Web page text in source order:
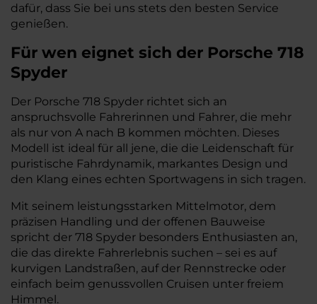
dafür, dass Sie bei uns stets den besten Service
genießen.
Für wen eignet sich der Porsche 718
Spyder
Der Porsche 718 Spyder richtet sich an
anspruchsvolle Fahrerinnen und Fahrer, die mehr
als nur von A nach B kommen möchten. Dieses
Modell ist ideal für all jene, die die Leidenschaft für
puristische Fahrdynamik, markantes Design und
den Klang eines echten Sportwagens in sich tragen.
Mit seinem leistungsstarken Mittelmotor, dem
präzisen Handling und der offenen Bauweise
spricht der 718 Spyder besonders Enthusiasten an,
die das direkte Fahrerlebnis suchen – sei es auf
kurvigen Landstraßen, auf der Rennstrecke oder
einfach beim genussvollen Cruisen unter freiem
Himmel.